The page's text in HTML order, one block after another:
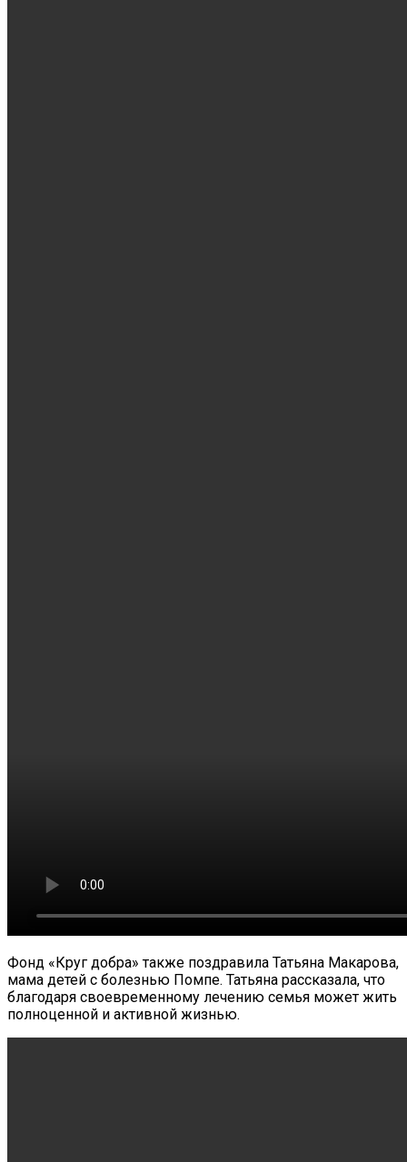
Фонд «Круг добра» также поздравила Татьяна Макарова,
мама детей с болезнью Помпе. Татьяна рассказала, что
благодаря своевременному лечению семья может жить
полноценной и активной жизнью.